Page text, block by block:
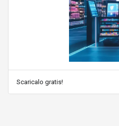
Scaricalo gratis!